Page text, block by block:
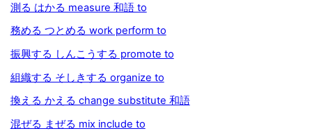
測る はかる measure 和語 to
務める つとめる work perform to
振興する しんこうする promote to
組織する そしきする organize to
換える かえる change substitute 和語
混ぜる まぜる mix include to